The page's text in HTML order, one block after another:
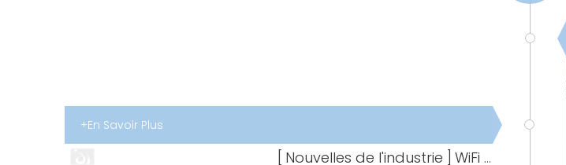
+En Savoir Plus
[ Nouvelles de l'industrie ] WiFi 6 contre WiFi 7 : quelle ONU/ONT convient aux réseaux entièrement optiques ?